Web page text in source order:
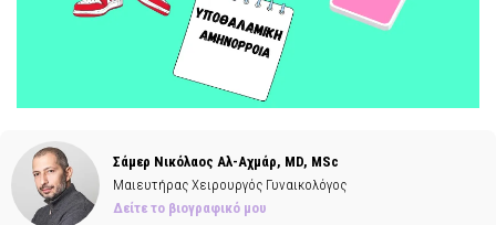
Σάμερ Νικόλαος Αλ-Αχμάρ, MD, MSc
Μαιευτήρας Χειρουργός Γυναικολόγος
Δείτε το βιογραφικό μου